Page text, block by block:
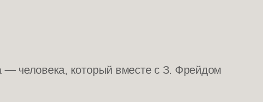
человека, который вместе с З. Фрейдом